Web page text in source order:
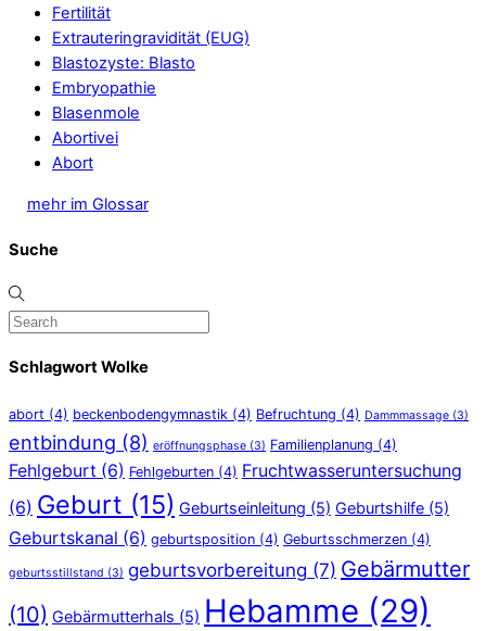
Fertilität
Extrauteringravidität (EUG)
Blastozyste: Blasto
Embryopathie
Blasenmole
Abortivei
Abort
mehr im Glossar
Suche
Schlagwort Wolke
abort (4) beckenbodengymnastik (4) Befruchtung (4) Dammmassage (3)
entbindung (8) eröffnungsphase (3) Familienplanung (4)
Fehlgeburt (6) Fehlgeburten (4) Fruchtwasseruntersuchung
(6) Geburt (15) Geburtseinleitung (5) Geburtshilfe (5)
Geburtskanal (6) geburtsposition (4) Geburtsschmerzen (4)
geburtsstillstand (3) geburtsvorbereitung (7) Gebärmutter
(10) Gebärmutterhals (5) Hebamme (29)